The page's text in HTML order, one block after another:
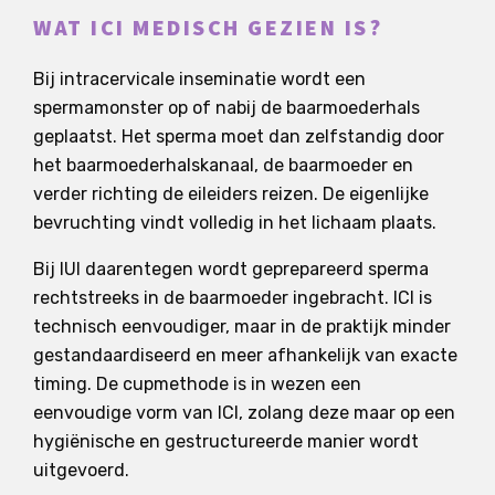
WAT ICI MEDISCH GEZIEN IS?
Bij intracervicale inseminatie wordt een
spermamonster op of nabij de baarmoederhals
geplaatst. Het sperma moet dan zelfstandig door
het baarmoederhalskanaal, de baarmoeder en
verder richting de eileiders reizen. De eigenlijke
bevruchting vindt volledig in het lichaam plaats.
Bij IUI daarentegen wordt geprepareerd sperma
rechtstreeks in de baarmoeder ingebracht. ICI is
technisch eenvoudiger, maar in de praktijk minder
gestandaardiseerd en meer afhankelijk van exacte
timing. De cupmethode is in wezen een
eenvoudige vorm van ICI, zolang deze maar op een
hygiënische en gestructureerde manier wordt
uitgevoerd.